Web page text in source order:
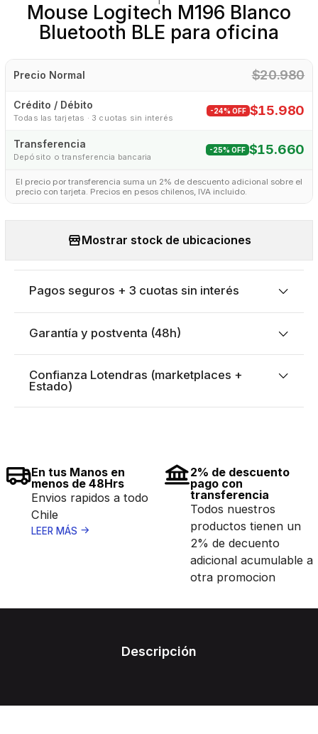
Mouse Logitech M196 Blanco
Bluetooth BLE para oficina
Precio Normal $20.980
Crédito / Débito
Todas las tarjetas · 3 cuotas sin interés
-24% OFF $15.980
Transferencia
Depósito o transferencia bancaria
-25% OFF $15.660
El precio por transferencia suma un 2% de descuento adicional sobre el
precio con tarjeta. Precios en pesos chilenos, IVA incluido.
Mostrar stock de ubicaciones
Pagos seguros + 3 cuotas sin interés
Garantía y postventa (48h)
Confianza Lotendras (marketplaces +
Estado)
En tus Manos en
menos de 48Hrs
Envios rapidos a todo
Chile
LEER MÁS
2% de descuento
pago con
transferencia
Todos nuestros
productos tienen un
2% de decuento
adicional acumulable a
otra promocion
Descripción